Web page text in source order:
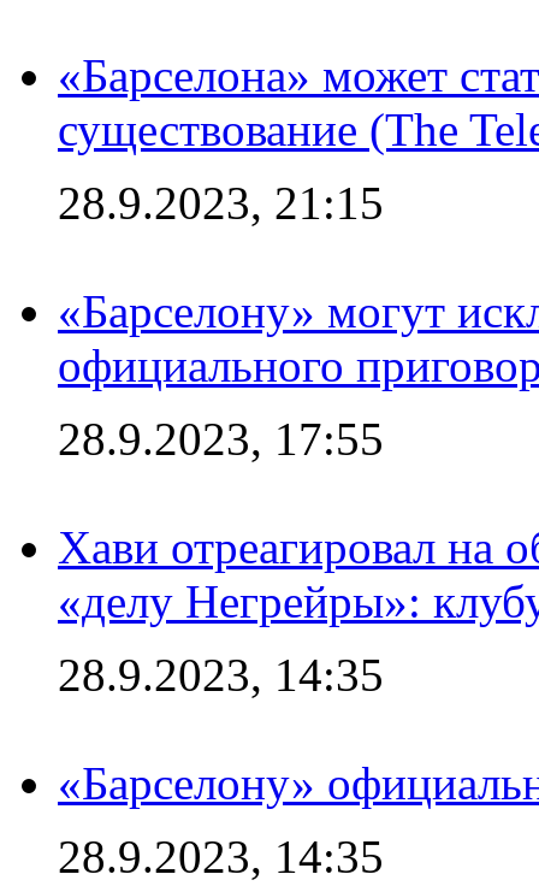
«Барселона» может
существование (The
28.9.2023, 21:15
«Барселону» могут
официального
28.9.2023, 17:55
Хави отреагировал на
«делу Негрейры»:
28.9.2023, 14:35
«Барселону»
28.9.2023, 14:35